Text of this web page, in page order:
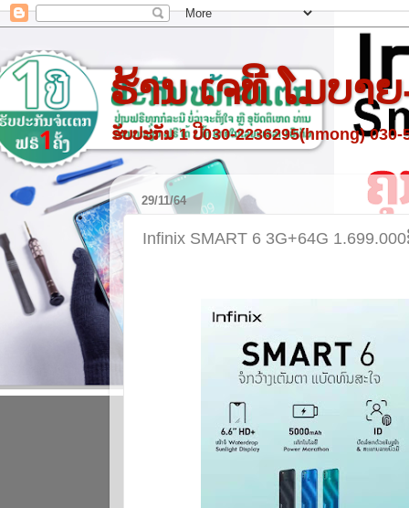
ຮ້ານ ເຈທີ ໂມບາ
ຮັບປະກັນ 1 ປີ030-2236295(hmong) 030-
29/11/64
Infinix SMART 6 3G+64G